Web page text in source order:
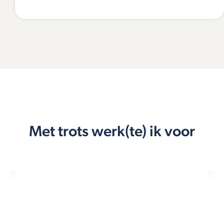
Met trots werk(te) ik voor